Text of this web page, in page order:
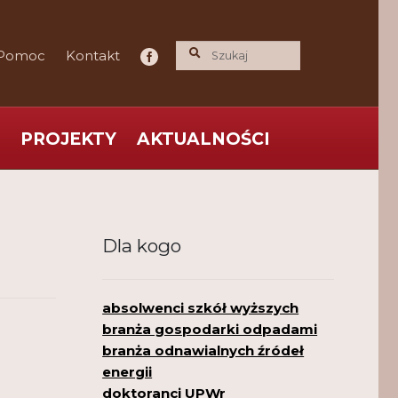
Kontakt
PROJEKTY AKTUALNOŚCI
Dla kogo
absolwenci szkół wyższych
branża gospodarki odpadami
branża odnawialnych źródeł
energii
doktoranci UPWr